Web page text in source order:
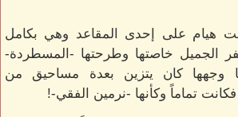
هيام على إحدى المقاعد وهي بكامل
الجميل خاصتها وطرحتها -المسطردة-
وجهها كان يتزين بعدة مساحيق من
فكانت تماماً وكأنها -نرمين الفقي-!